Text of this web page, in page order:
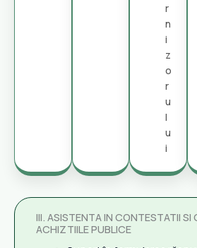
r
n
i
z
o
r
u
l
u
i
III. ASISTENTA IN CONTESTATII SI
ACHIZTIILE PUBLICE